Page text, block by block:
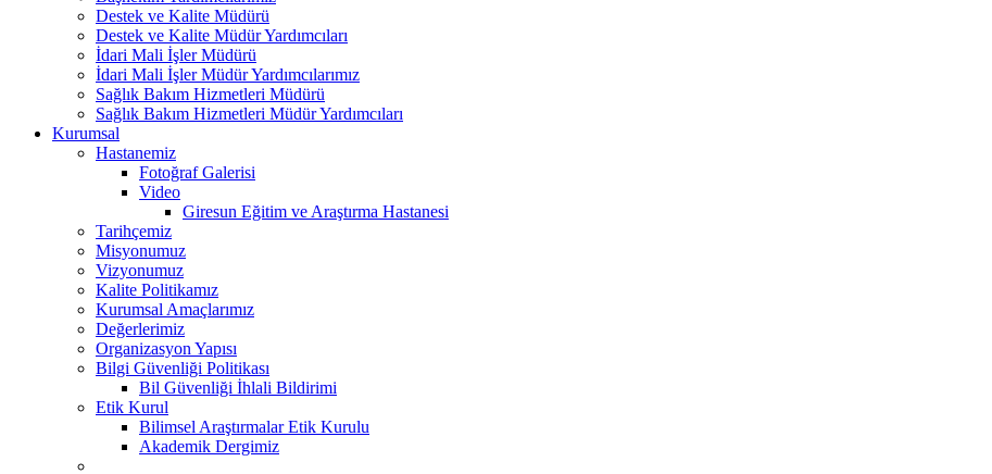
Destek ve Kalite Müdürü
Destek ve Kalite Müdür Yardımcıları
İdari Mali İşler Müdürü
İdari Mali İşler Müdür Yardımcılarımız
Sağlık Bakım Hizmetleri Müdürü
Sağlık Bakım Hizmetleri Müdür Yardımcıları
Kurumsal
Hastanemiz
Fotoğraf Galerisi
Video
Giresun Eğitim ve Araştırma Hastanesi
Tarihçemiz
Misyonumuz
Vizyonumuz
Kalite Politikamız
Kurumsal Amaçlarımız
Değerlerimiz
Organizasyon Yapısı
Bilgi Güvenliği Politikası
Bil Güvenliği İhlali Bildirimi
Etik Kurul
Bilimsel Araştırmalar Etik Kurulu
Akademik Dergimiz